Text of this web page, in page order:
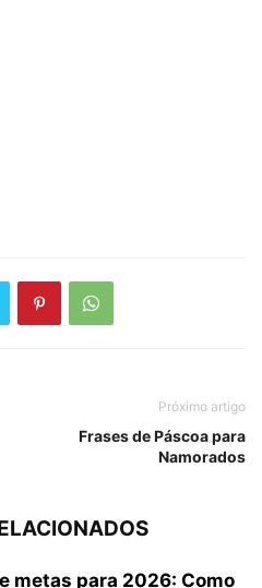
Próximo artigo
Frases de Páscoa para
Namorados
metas para 2026: Como